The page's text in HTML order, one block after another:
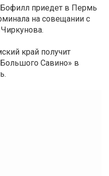
приедет в Пермь
на совещании с
край получит
Савино» в